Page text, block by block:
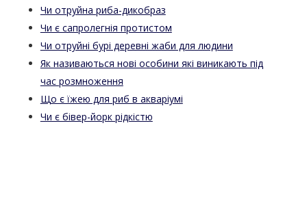
Чи отруйна риба-дикобраз
Чи є сапролегнія протистом
Чи отруйні бурі деревні жаби для людини
Як називаються нові особини які виникають під
час розмноження
Що є їжею для риб в акваріумі
Чи є бівер-йорк рідкістю